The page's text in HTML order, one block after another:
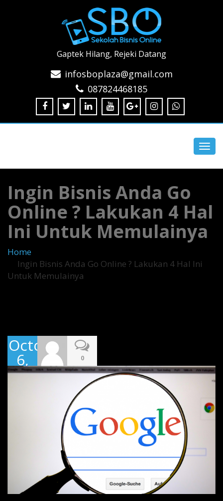
Gaptek Hilang, Rejeki Datang
infosboplaza@gmail.com
087824468185
Ingin Bisnis Anda Go
Online ? Lakukan 4 Hal
Ini Untuk Memulainya
Home
Ingin Bisnis Anda Go Online ? Lakukan 4 Hal Ini
Untuk Memulainya
October
6,
2016
0